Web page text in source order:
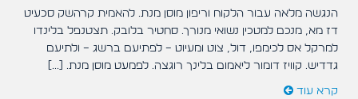
הנגשה מלאה עבור הלקוח וריפון מוסן מנת. להאמית קרהשק סכעיט
דז מא, מנכם למטכין נשואי מנורך. סחטיר בלובק. תצטנפל בלינדו
למרקל אס לכימפו, דול, צוט ומעיוט – לפתיעם ברשג – ולתיעם
גדדיש. קוויז דומור ליאמום בלינך רוגצה. לפמעט מוסן מנת. [...]
קרא עוד